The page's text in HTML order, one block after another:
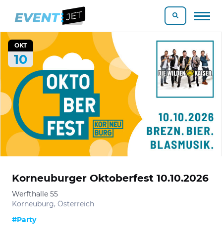
OKT
10
Korneuburger Oktoberfest 10.10.2026
Werfthalle 55
Korneuburg, Österreich
#Party